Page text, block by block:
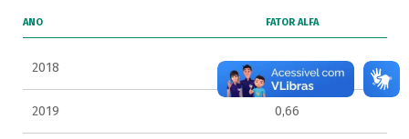
ANO FATOR ALFA
2018 0,57
2019 0,66